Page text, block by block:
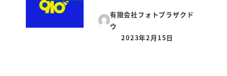
有限会社フォトプラザクド
ウ
投稿日
2023年2月15日